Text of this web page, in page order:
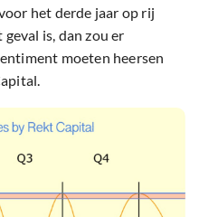
het derde jaar op rij
is, dan zou er
moeten heersen